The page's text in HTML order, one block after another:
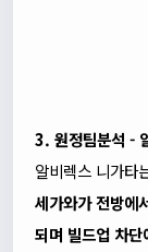
3. 원정팀분석 -
알비렉스 니가타
세가와가 전방에
되며 빌드업 차